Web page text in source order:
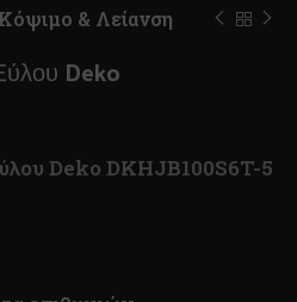
Κόψιμο & Λείανση
Deko
Deko DKHJB100S6T-5